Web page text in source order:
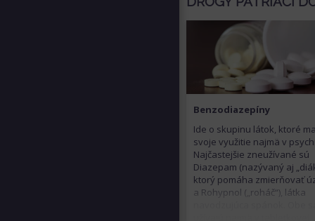
Benzodiazepíny
Ide o skupinu látok, ktoré
svoje využitie najmä v
Najčastejšie zneužívané sú
Diazepam (nazývaný aj
ktorý pomáha zmierňovať
a Rohypnol („roháč“), látka